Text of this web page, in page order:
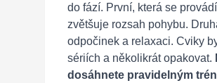
do fází. První, která se
zvětšuje rozsah pohybu.
odpočinek a relaxaci. Cviky
sériích a několikrát opakovat.
dosáhnete pravidelným